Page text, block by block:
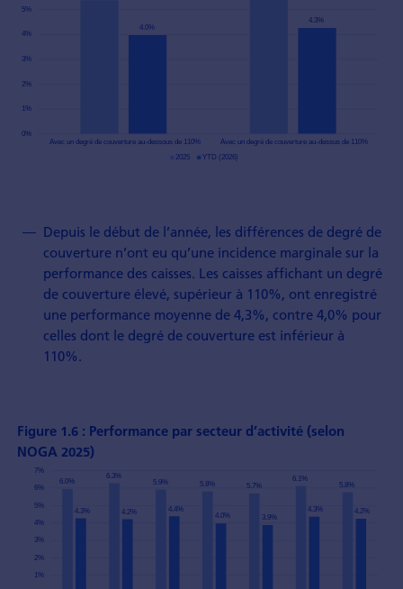
Depuis le début de l’année, les différences de degré de
couverture n’ont eu qu’une incidence marginale sur la
performance des caisses. Les caisses affichant un degré
de couverture élevé, supérieur à 110%, ont enregistré
une performance moyenne de 4,3%, contre 4,0% pour
celles dont le degré de couverture est inférieur à
110%.
Figure 1.6 : Performance par secteur d’activité (selon
NOGA 2025)